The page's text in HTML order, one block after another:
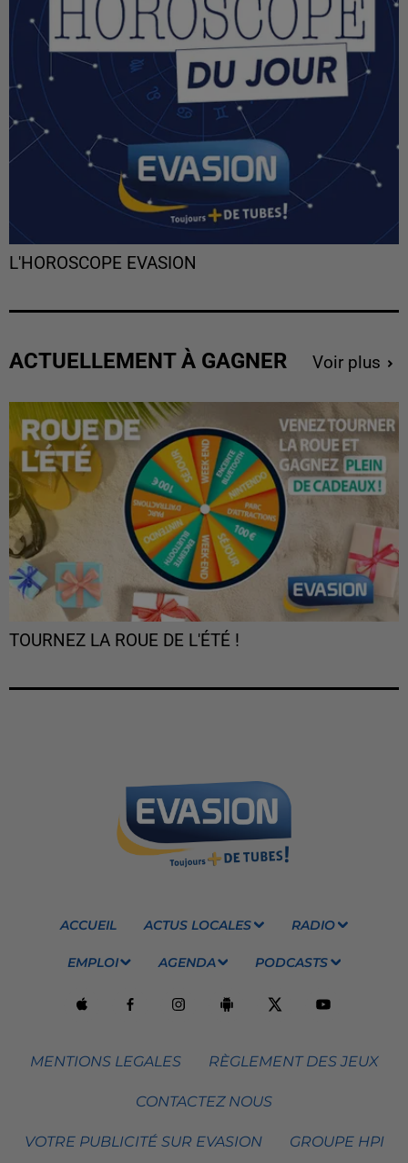
L'HOROSCOPE EVASION
ACTUELLEMENT À GAGNER Voir plus
TOURNEZ LA ROUE DE L'ÉTÉ !
ACCUEIL ACTUS LOCALES RADIO
EMPLOI AGENDA PODCASTS
MENTIONS LEGALES RÈGLEMENT DES JEUX
CONTACTEZ NOUS
VOTRE PUBLICITÉ SUR EVASION GROUPE HPI